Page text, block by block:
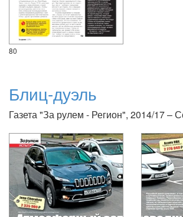
80
Блиц-дуэль
Газета "За рулем - Регион", 2014/17 –